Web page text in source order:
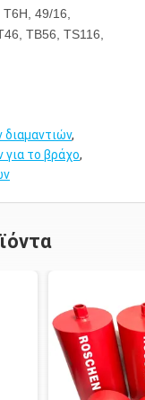
49/16,
TB56, TS116,
,
για το βράχο,